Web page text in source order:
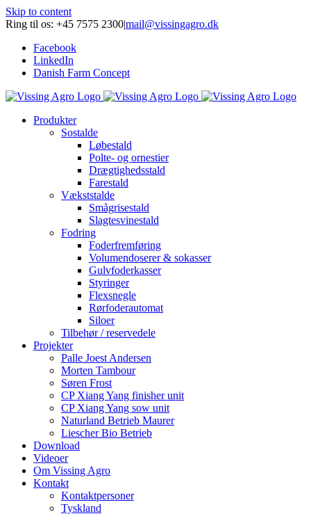
Skip to content
Ring til os: +45 7575 2300|mail@vissingagro.dk
Facebook
LinkedIn
Danish Farm Concept
Produkter
Sostalde
Løbestald
Polte- og ornestier
Drægtighedsstald
Farestald
Vækststalde
Smågrisestald
Slagtesvinestald
Fodring
Foderfremføring
Volumendoserer & sokasser
Gulvfoderkasser
Styringer
Flexsnegle
Rørfoderautomat
Siloer
Tilbehør / reservedele
Projekter
Palle Joest Andersen
Morten Tambour
Søren Frost
CP Xiang Yang finisher unit
CP Xiang Yang sow unit
Naturland Betrieb Maurer
Liescher Bio Betrieb
Download
Videoer
Om Vissing Agro
Kontakt
Kontaktpersoner
Tyskland